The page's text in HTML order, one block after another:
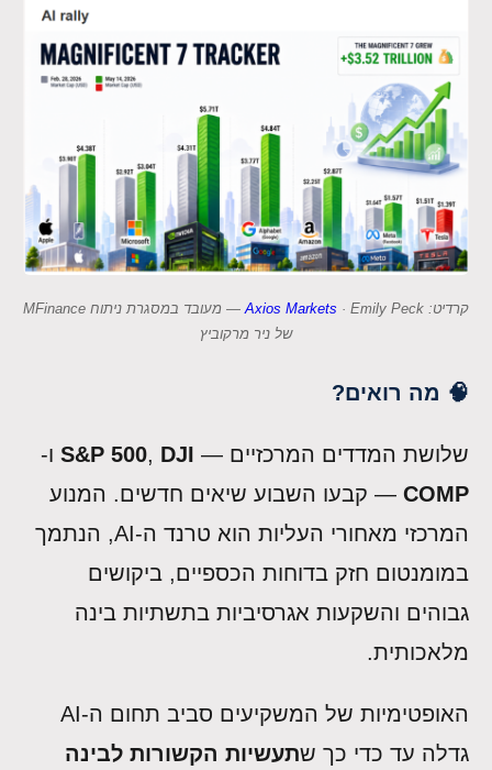
קרדיט: Axios Markets
· Emily Peck — מעובד במסגרת ניתוח MFinance
של ניר מרקוביץ
🧠 מה רואים?
שלושת המדדים המרכזיים — S&P 500, DJI
ו-
COMP — קבעו השבוע שיאים חדשים. המנוע
המרכזי מאחורי העליות הוא טרנד ה-AI, הנתמך
במומנטום חזק בדוחות הכספיים, ביקושים
גבוהים והשקעות אגרסיביות בתשתיות בינה
מלאכותית.
האופטימיות של המשקיעים סביב תחום ה-AI
גדלה עד כדי כך שתעשיות הקשורות לבינה